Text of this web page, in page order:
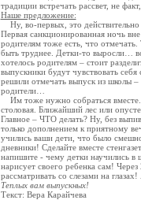
традиции встречать рассвет, не
Наше предложение:
Ну, во-первых, это
Первая санкционированная ночь
родителям тоже есть, что
быть труднее. Детки-то выросли…
хотелось родителям – стоит
выпускники будут чувствовать
решили отмечать выпуск из школы
родители…
Им тоже нужно собраться
столовая. Ближайший лес или
Главное – ЧТО делать? Ну, без
только дополнением к приятному
учились ваши дети, что было
дневники! Сделайте вместе
напишите - чему детки научились
нарисует своего ребенка сам!
рассматривать со слезами на
Теплых вам выпускных!
Текст: Вера Карайчева